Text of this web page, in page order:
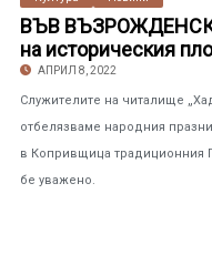
ВЪВ
на историческия
АПРИЛ 8, 2022
Служителите на читалище
отбелязваме народния
в Копривщица традиционния
бе уважено.